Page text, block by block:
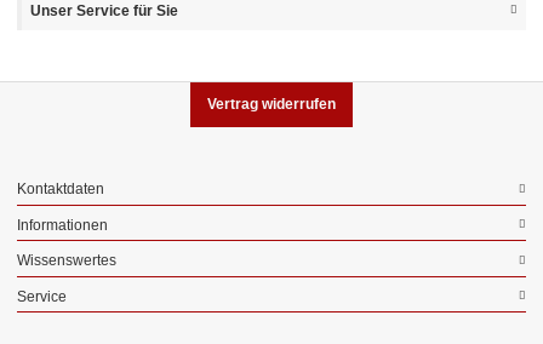
Unser Service für Sie
Vertrag widerrufen
Kontaktdaten
Informationen
Wissenswertes
Service